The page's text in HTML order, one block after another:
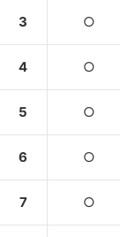
3 ○
4 ○
5 ○
6 ○
7 ○